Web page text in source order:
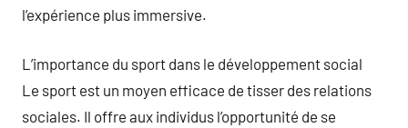
l’expérience plus immersive.
L’importance du sport dans le développement social
Le sport est un moyen efficace de tisser des relations
sociales. Il offre aux individus l’opportunité de se